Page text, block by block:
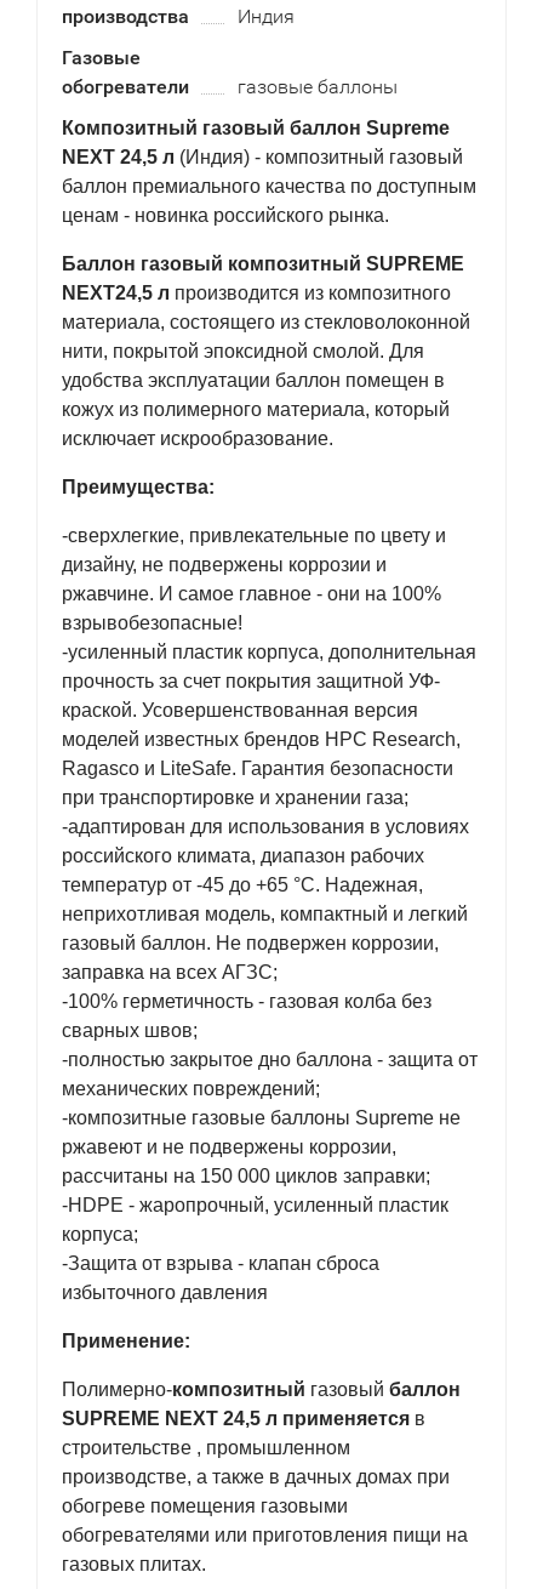
производства
Индия
Газовые
обогреватели
газовые баллоны
Композитный газовый баллон Supreme
NEXT 24,5 л (Индия) - композитный газовый
баллон премиального качества по доступным
ценам - новинка российского рынка.
Баллон газовый композитный SUPREME
NEXT24,5 л производится из композитного
материала, состоящего из стекловолоконной
нити, покрытой эпоксидной смолой. Для
удобства эксплуатации баллон помещен в
кожух из полимерного материала, который
исключает искрообразование.
Преимущества:
-сверхлегкие, привлекательные по цвету и
дизайну, не подвержены коррозии и
ржавчине. И самое главное - они на 100%
взрывобезопасные!
-усиленный пластик корпуса, дополнительная
прочность за счет покрытия защитной УФ-
краской. Усовершенствованная версия
моделей известных брендов HPC Research,
Ragasco и LiteSafe. Гарантия безопасности
при транспортировке и хранении газа;
-адаптирован для использования в условиях
российского климата, диапазон рабочих
температур от -45 до +65 °C. Надежная,
неприхотливая модель, компактный и легкий
газовый баллон. Не подвержен коррозии,
заправка на всех АГЗС;
-100% герметичность - газовая колба без
сварных швов;
-полностью закрытое дно баллона - защита от
механических повреждений;
-композитные газовые баллоны Supreme не
ржавеют и не подвержены коррозии,
рассчитаны на 150 000 циклов заправки;
-HDPE - жаропрочный, усиленный пластик
корпуса;
-Защита от взрыва - клапан сброса
избыточного давления
Применение:
Полимерно-композитный газовый баллон
SUPREME NEXT 24,5 л применяется в
строительстве , промышленном
производстве, а также в дачных домах при
обогреве помещения газовыми
обогревателями или приготовления пищи на
газовых плитах.